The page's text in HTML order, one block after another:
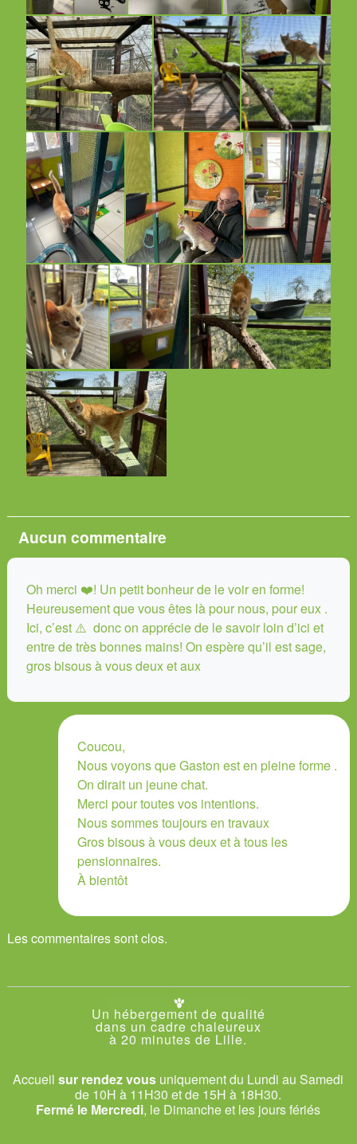
Aucun commentaire
Oh merci ❤️! Un petit bonheur de le voir en forme!
Heureusement que vous êtes là pour nous, pour eux .
Ici, c’est ⚠️ ‍ donc on apprécie de le savoir loin d’ici et
entre de très bonnes mains! On espère qu’il est sage,
gros bisous à vous deux et aux
Coucou,
Nous voyons que Gaston est en pleine forme .
On dirait un jeune chat.
Merci pour toutes vos intentions.
Nous sommes toujours en travaux
Gros bisous à vous deux et à tous les
pensionnaires.
À bientôt
Les commentaires sont clos.
Un hébergement de qualité
dans un cadre chaleureux
à 20 minutes de Lille.
Accueilsur rendez vous uniquement du Lundi au Samedi
de 10H à 11H30 et de 15H à 18H30.
Fermé le Mercredi, le Dimanche et les jours fériés